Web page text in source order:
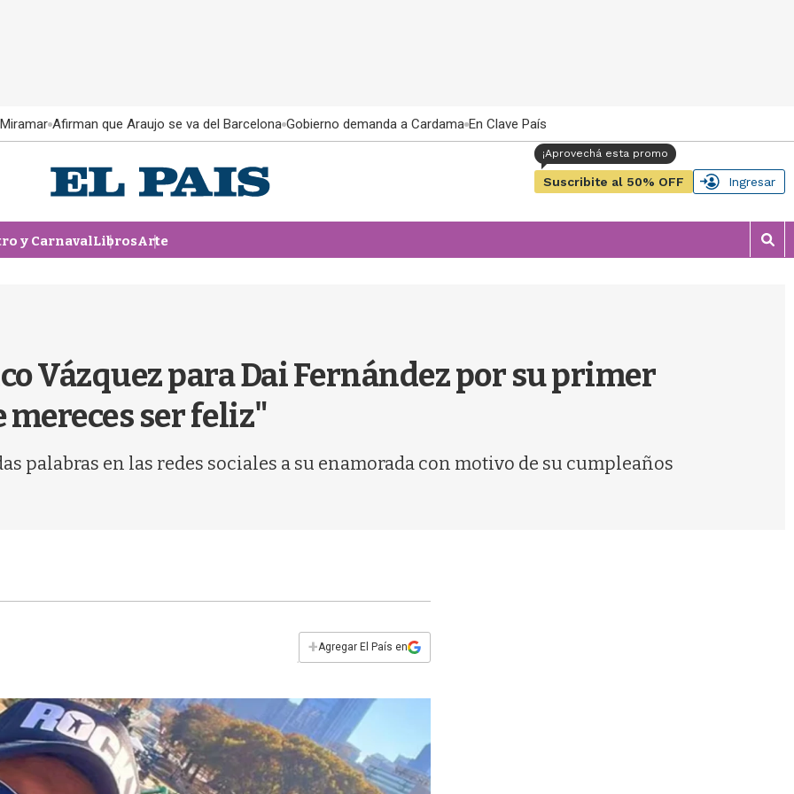
Afirman que Araujo se va del Barcelona Gobierno demanda a Cardama En Clave País
Suscribite al 50% OFF Ingresar
y CarnavalLibrosArte
M
o
Vázquez para Dai Fernández por su primer
ser feliz"
palabras en las redes sociales a su enamorada con motivo de su cumpleaños
+Agregar El País en